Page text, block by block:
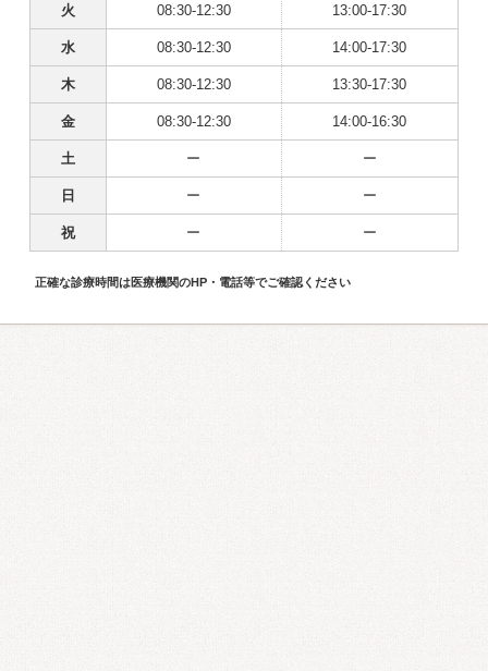
火 08:30-12:30 13:00-17:30
水 08:30-12:30 14:00-17:30
木 08:30-12:30 13:30-17:30
金 08:30-12:30 14:00-16:30
土 ー ー
日 ー ー
祝 ー ー
正確な診療時間は医療機関のHP・電話等でご確認ください